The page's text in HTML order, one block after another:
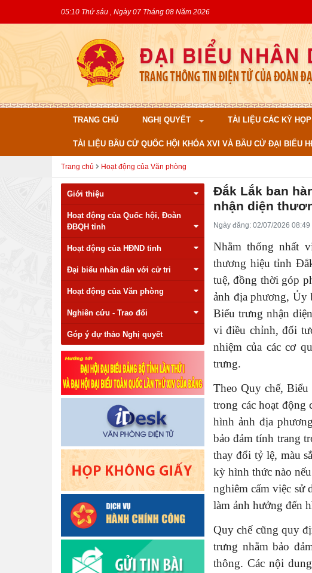
05:10 Thứ sáu , Ngày 07 Tháng 08 Năm 2026
TRANG CHỦ NGHỊ QUYẾT TÀI LIỆU CÁC KỲ HỌP
TÀI LIỆU BẦU CỬ QUỐC HỘI KHÓA XVI VÀ BẦU CỬ ĐẠI BIỂU
Trang chủ Hoạt động của Văn phòng
Giới thiệu
Hoạt động của Quốc hội, Đoàn
ĐBQH tỉnh
Hoạt động của HĐND tỉnh
Đại biểu nhân dân với cử tri
Hoạt động của Văn phòng
Nghiên cứu - Trao đổi
Góp ý dự thảo Nghị quyết
Đắk Lắk ban
nhận diện
Ngày đăng: 02/07/2026 08:49
Nhằm thống nhất
thương hiệu tỉnh
tuệ, đồng thời góp
ảnh địa phương, Ủy
Biểu trưng nhận
vi điều chỉnh, đối
nhiệm của các cơ
trưng.
Theo Quy chế,
trong các hoạt động
hình ảnh địa
bảo đảm tính trang
thay đổi tỷ lệ, màu
kỳ hình thức nào
nghiêm cấm việc sử
làm ảnh hưởng đến
Quy chế cũng quy
trưng nhằm bảo
thông. Các nội